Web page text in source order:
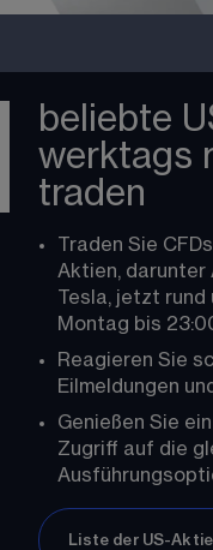
beliebte
werktags
traden
Traden Sie
Aktien, darunter
Tesla, jetzt rund
Montag bis
Reagieren Sie
Eilmeldungen
Genießen Sie
Zugriff auf die
Liste der US-